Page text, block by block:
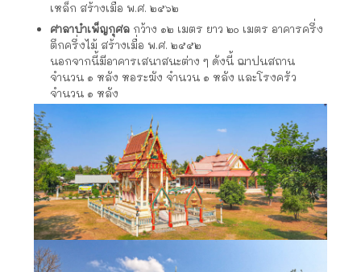
เหล็ก สร้างเมื่อ พ.ศ. ๒๕๖๒
ศาลาบำเพ็ญกุศล กว้าง ๑๒ เมตร ยาว ๒๐ เมตร อาคารครึ่ง
ตึกครึ่งไม้ สร้างเมื่อ พ.ศ. ๒๕๕๒
นอกจากนี้มีอาคารเสนาสนะต่าง ๆ ดังนี้ ฌาปนสถาน
จำนวน ๑ หลัง หอระฆัง จำนวน ๑ หลัง และโรงครัว
จำนวน ๑ หลัง